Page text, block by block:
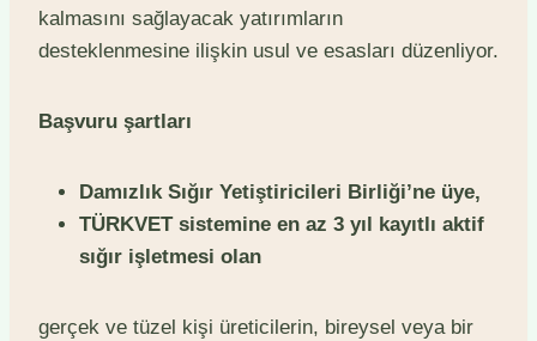
kalmasını sağlayacak yatırımların
desteklenmesine ilişkin usul ve esasları düzenliyor.
Başvuru şartları
Damızlık Sığır Yetiştiricileri Birliği’ne üye,
TÜRKVET sistemine en az 3 yıl kayıtlı aktif
sığır işletmesi olan
gerçek ve tüzel kişi üreticilerin, bireysel veya bir